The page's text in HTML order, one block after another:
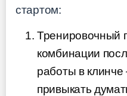
стартом:
Тренировочный
комбинации
работы в
привыкать